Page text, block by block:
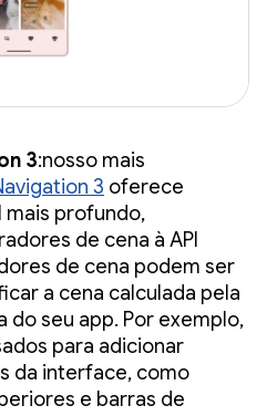
3:nosso mais
3 oferece
profundo,
de cena à API
de cena podem ser
a cena calculada pela
do seu app. Por exemplo,
para adicionar
da interface, como
e barras de